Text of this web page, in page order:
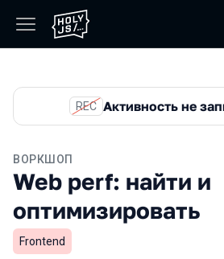
REC Активность не
ВОРКШОП
Web perf: найти и
оптимизировать
Frontend